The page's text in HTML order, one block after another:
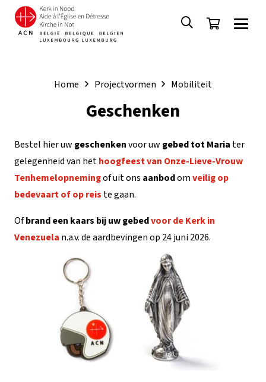
Home Projectvormen Mobiliteit
Geschenken
Bestel hier uw geschenkenvoor uw gebed tot Maria ter
gelegenheid van hethoogfeest van Onze-Lieve-Vrouw
Tenhemelopnemingof uit ons aanbodomveilig op
bedevaart of op reis te gaan.
Ofbrand een kaars bij uw gebedvoor de Kerk in
Venezuela n.a.v. de aardbevingen op 24 juni 2026.